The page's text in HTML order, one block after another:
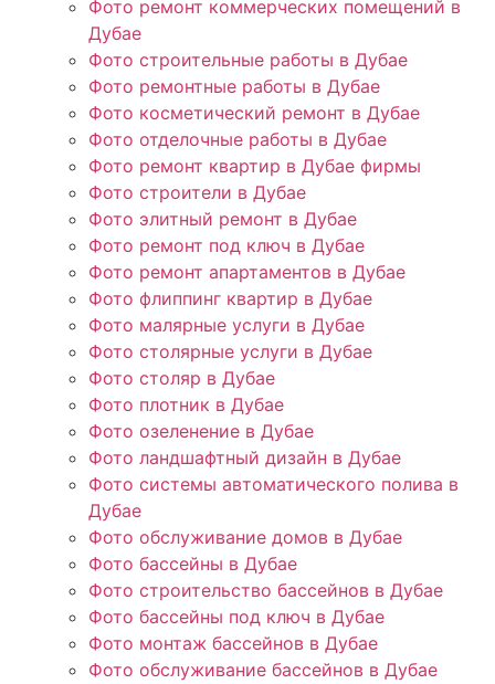
Фото ремонт коммерческих помещений в
Дубае
Фото строительные работы в Дубае
Фото ремонтные работы в Дубае
Фото косметический ремонт в Дубае
Фото отделочные работы в Дубае
Фото ремонт квартир в Дубае фирмы
Фото строители в Дубае
Фото элитный ремонт в Дубае
Фото ремонт под ключ в Дубае
Фото ремонт апартаментов в Дубае
Фото флиппинг квартир в Дубае
Фото малярные услуги в Дубае
Фото столярные услуги в Дубае
Фото столяр в Дубае
Фото плотник в Дубае
Фото озеленение в Дубае
Фото ландшафтный дизайн в Дубае
Фото системы автоматического полива в
Дубае
Фото обслуживание домов в Дубае
Фото бассейны в Дубае
Фото строительство бассейнов в Дубае
Фото бассейны под ключ в Дубае
Фото монтаж бассейнов в Дубае
Фото обслуживание бассейнов в Дубае